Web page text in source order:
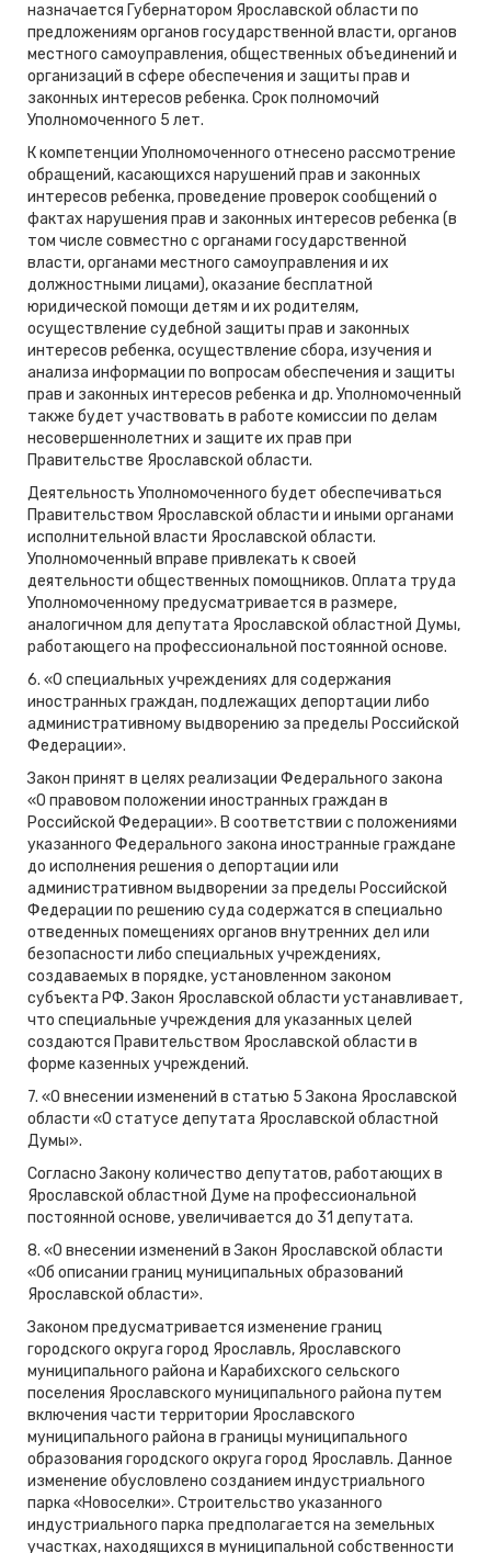
назначается Губернатором Ярославской области по
предложениям органов государственной власти, органов
местного самоуправления, общественных объединений и
организаций в сфере обеспечения и защиты прав и
законных интересов ребенка. Срок полномочий
Уполномоченного 5 лет.
К компетенции Уполномоченного отнесено рассмотрение
обращений, касающихся нарушений прав и законных
интересов ребенка, проведение проверок сообщений о
фактах нарушения прав и законных интересов ребенка (в
том числе совместно с органами государственной
власти, органами местного самоуправления и их
должностными лицами), оказание бесплатной
юридической помощи детям и их родителям,
осуществление судебной защиты прав и законных
интересов ребенка, осуществление сбора, изучения и
анализа информации по вопросам обеспечения и защиты
прав и законных интересов ребенка и др. Уполномоченный
также будет участвовать в работе комиссии по делам
несовершеннолетних и защите их прав при
Правительстве Ярославской области.
Деятельность Уполномоченного будет обеспечиваться
Правительством Ярославской области и иными органами
исполнительной власти Ярославской области.
Уполномоченный вправе привлекать к своей
деятельности общественных помощников. Оплата труда
Уполномоченному предусматривается в размере,
аналогичном для депутата Ярославской областной Думы,
работающего на профессиональной постоянной основе.
6. «О специальных учреждениях для содержания
иностранных граждан, подлежащих депортации либо
административному выдворению за пределы Российской
Федерации».
Закон принят в целях реализации Федерального закона
«О правовом положении иностранных граждан в
Российской Федерации». В соответствии с положениями
указанного Федерального закона иностранные граждане
до исполнения решения о депортации или
административном выдворении за пределы Российской
Федерации по решению суда содержатся в специально
отведенных помещениях органов внутренних дел или
безопасности либо специальных учреждениях,
создаваемых в порядке, установленном законом
субъекта РФ. Закон Ярославской области устанавливает,
что специальные учреждения для указанных целей
создаются Правительством Ярославской области в
форме казенных учреждений.
7. «О внесении изменений в статью 5 Закона Ярославской
области «О статусе депутата Ярославской областной
Думы».
Согласно Закону количество депутатов, работающих в
Ярославской областной Думе на профессиональной
постоянной основе, увеличивается до 31 депутата.
8. «О внесении изменений в Закон Ярославской области
«Об описании границ муниципальных образований
Ярославской области».
Законом предусматривается изменение границ
городского округа город Ярославль, Ярославского
муниципального района и Карабихского сельского
поселения Ярославского муниципального района путем
включения части территории Ярославского
муниципального района в границы муниципального
образования городского округа город Ярославль. Данное
изменение обусловлено созданием индустриального
парка «Новоселки». Строительство указанного
индустриального парка предполагается на земельных
участках, находящихся в муниципальной собственности